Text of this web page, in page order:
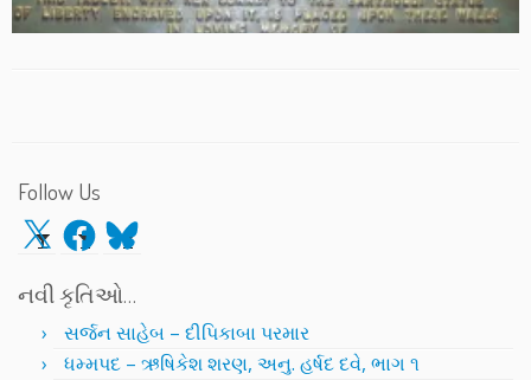
Follow Us
X Facebook
Bluesky
નવી કૃતિઓ…
સર્જન સાહેબ – દીપિકાબા પરમાર
ધમ્મપદ – ઋષિકેશ શરણ, અનુ. હર્ષદ દવે, ભાગ ૧